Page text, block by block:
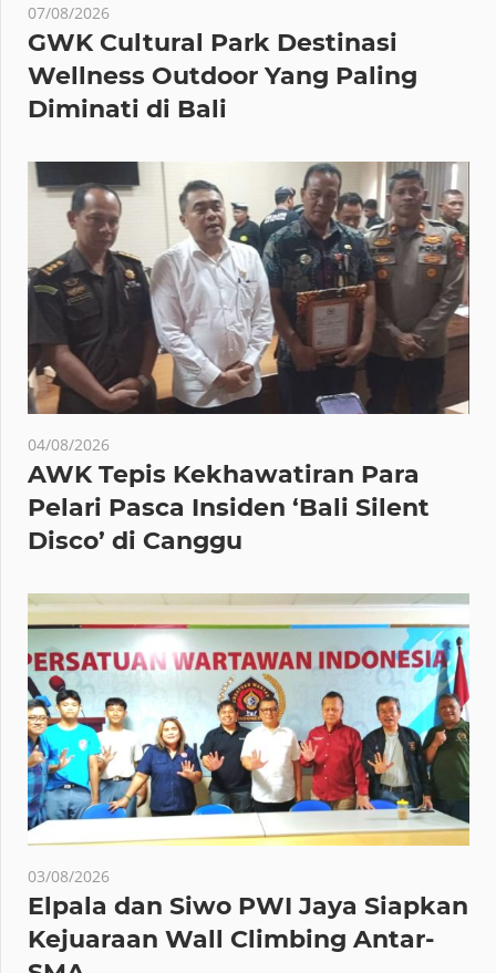
07/08/2026
GWK Cultural Park Destinasi
Wellness Outdoor Yang Paling
Diminati di Bali
04/08/2026
AWK Tepis Kekhawatiran Para
Pelari Pasca Insiden ‘Bali Silent
Disco’ di Canggu
03/08/2026
Elpala dan Siwo PWI Jaya Siapkan
Kejuaraan Wall Climbing Antar-